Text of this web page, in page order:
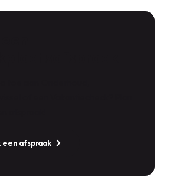
een afspraak